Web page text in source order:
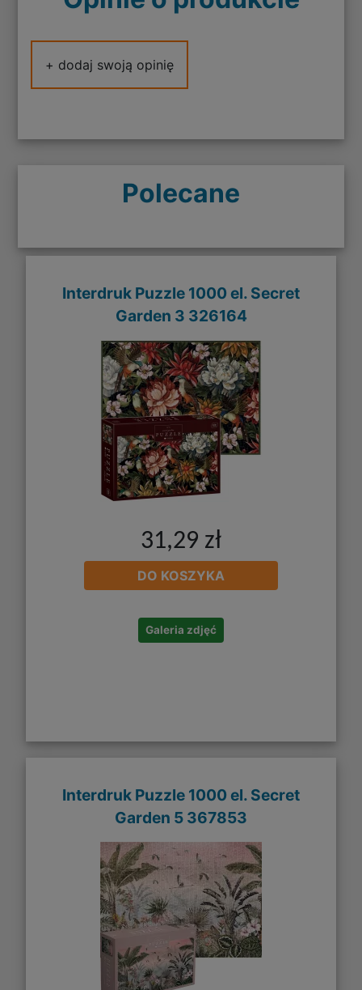
+ dodaj swoją opinię
Polecane
Interdruk Puzzle 1000 el. Secret
Garden 3 326164
31,29 zł
DO KOSZYKA
Galeria zdjęć
Interdruk Puzzle 1000 el. Secret
Garden 5 367853